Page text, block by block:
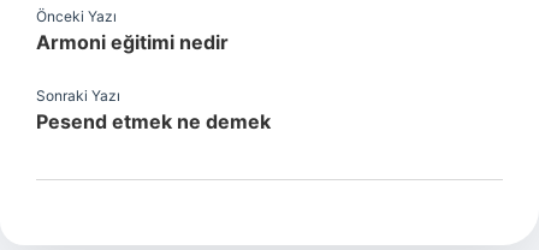
Önceki Yazı
Armoni eğitimi nedir
Sonraki Yazı
Pesend etmek ne demek